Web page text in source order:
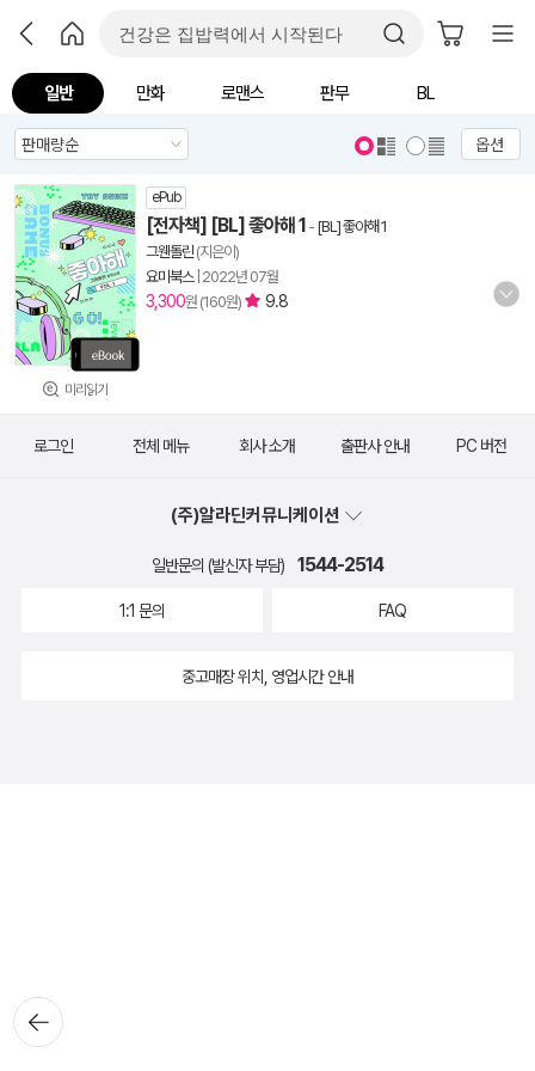
일반 만화 로맨스 판무 BL
옵션
미리읽기
ePub
[전자책] [BL] 좋아해 1 - [BL] 좋아해 1
그웬돌린 (지은이)
요미북스| 2022년 07월
3,300원 (160원) 9.8
뒤로가
기
로그인 전체 메뉴 회사 소개 출판사 안내 PC 버전
(주)알라딘커뮤니케이션
일반문의 (발신자 부담) 1544-2514
1:1 문의 FAQ
중고매장 위치, 영업시간 안내